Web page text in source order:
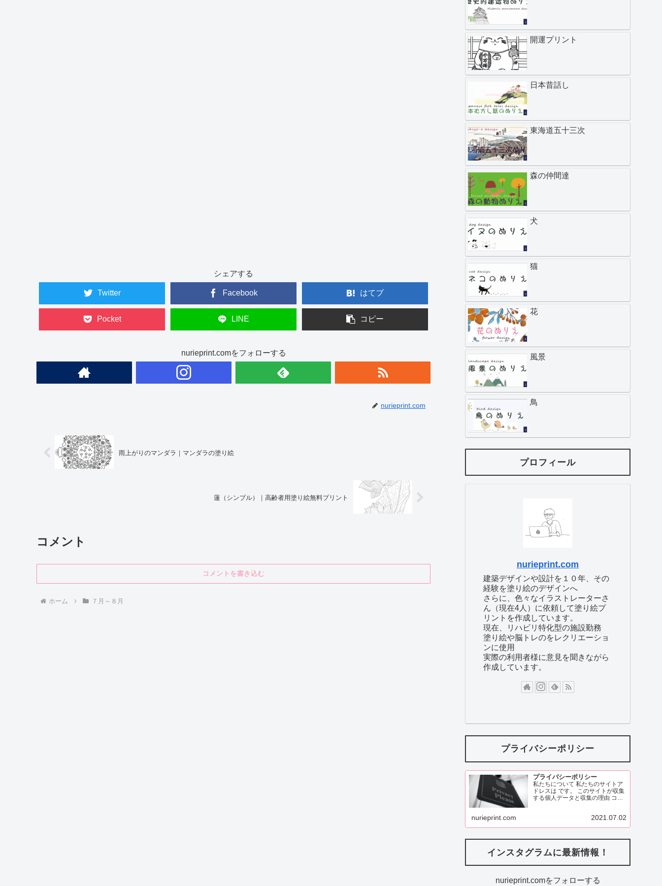
シェアする
Twitter Facebook はてブ
Pocket LINE コピー
nurieprint.comをフォローする
nurieprint.com
雨上がりのマンダラ｜マンダラの塗り絵
蓮（シンプル）｜高齢者用塗り絵無料プリント
コメント
コメントを書き込む
ホーム ７月～８月
開運プリント
日本昔話し
東海道五十三次
森の仲間達
犬
猫
花
風景
鳥
プロフィール
nurieprint.com
建築デザインや設計を１０年、その
経験を塗り絵のデザインへ
さらに、色々なイラストレーターさ
ん（現在4人）に依頼して塗り絵プ
リントを作成しています。
現在、リハビリ特化型の施設勤務
塗り絵や脳トレのをレクリエーショ
ンに使用
実際の利用者様に意見を聞きながら
作成しています。
プライバシーポリシー
プライバシーポリシー
私たちについて 私たちのサイトア
ドレスは です。 このサイトが収集
する個人データと収集の理由 コメ
表示されているデータ、
nurieprint.com 2021.07.02
インスタグラムに最新情報！
nurieprint.comをフォローする